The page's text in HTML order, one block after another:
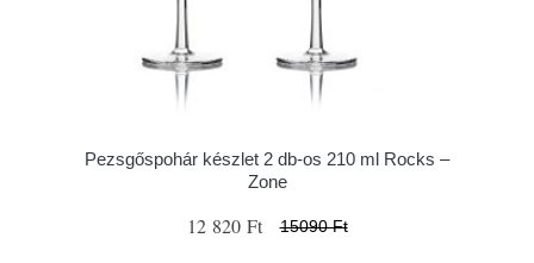
Pezsgőspohár készlet 2 db-os 210 ml Rocks –
Zone
12 820 Ft 15090 Ft